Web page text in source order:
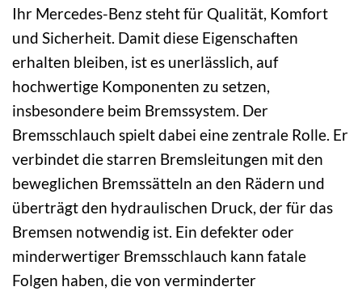
Ihr Mercedes-Benz steht für Qualität, Komfort
und Sicherheit. Damit diese Eigenschaften
erhalten bleiben, ist es unerlässlich, auf
hochwertige Komponenten zu setzen,
insbesondere beim Bremssystem. Der
Bremsschlauch spielt dabei eine zentrale Rolle. Er
verbindet die starren Bremsleitungen mit den
beweglichen Bremssätteln an den Rädern und
überträgt den hydraulischen Druck, der für das
Bremsen notwendig ist. Ein defekter oder
minderwertiger Bremsschlauch kann fatale
Folgen haben, die von verminderter